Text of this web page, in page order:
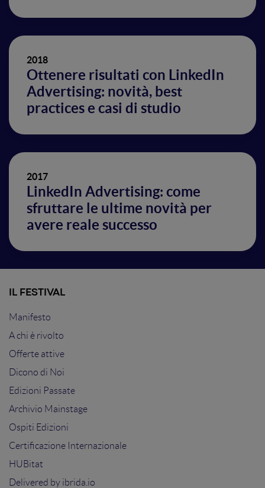
2018
Ottenere risultati con LinkedIn
Advertising: novità, best
practices e casi di studio
2017
LinkedIn Advertising: come
sfruttare le ultime novità per
avere reale successo
IL FESTIVAL
Manifesto
A chi è rivolto
Offerte attive
Dicono di Noi
Edizioni Passate
Archivio Mainstage
Ospiti Edizioni
Certificazione Internazionale
HUBitat
Delivered by ibrida.io